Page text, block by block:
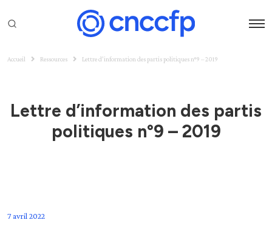
Accueil Ressources Lettre d’information des partis politiques n°9 – 2019
Lettre d’information des partis
politiques n°9 – 2019
7 avril 2022